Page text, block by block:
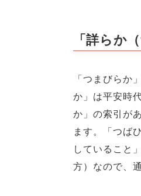
「詳らか
「つまびらか
か」は平安時
か」の索引が
ます。「つば
していること
方）なので、